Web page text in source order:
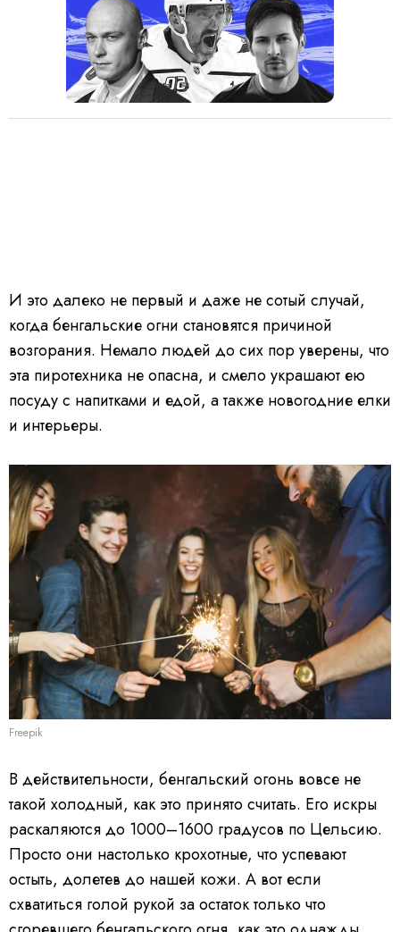
И это далеко не первый и даже не сотый случай,
когда бенгальские огни становятся причиной
возгорания. Немало людей до сих пор уверены, что
эта пиротехника не опасна, и смело украшают ею
посуду с напитками и едой, а также новогодние елки
и интерьеры.
Freepik
В действительности, бенгальский огонь вовсе не
такой холодный, как это принято считать. Его искры
раскаляются до 1000–1600 градусов по Цельсию.
Просто они настолько крохотные, что успевают
остыть, долетев до нашей кожи. А вот если
схватиться голой рукой за остаток только что